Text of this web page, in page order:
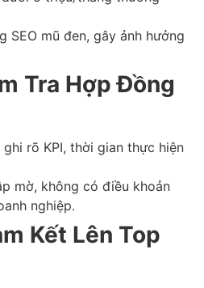
SEO mũ đen, gây ảnh hưởng
Tra Hợp Đồng
rõ KPI, thời gian thực hiện
mờ, không có điều khoản
nghiệp.
Kết Lên Top